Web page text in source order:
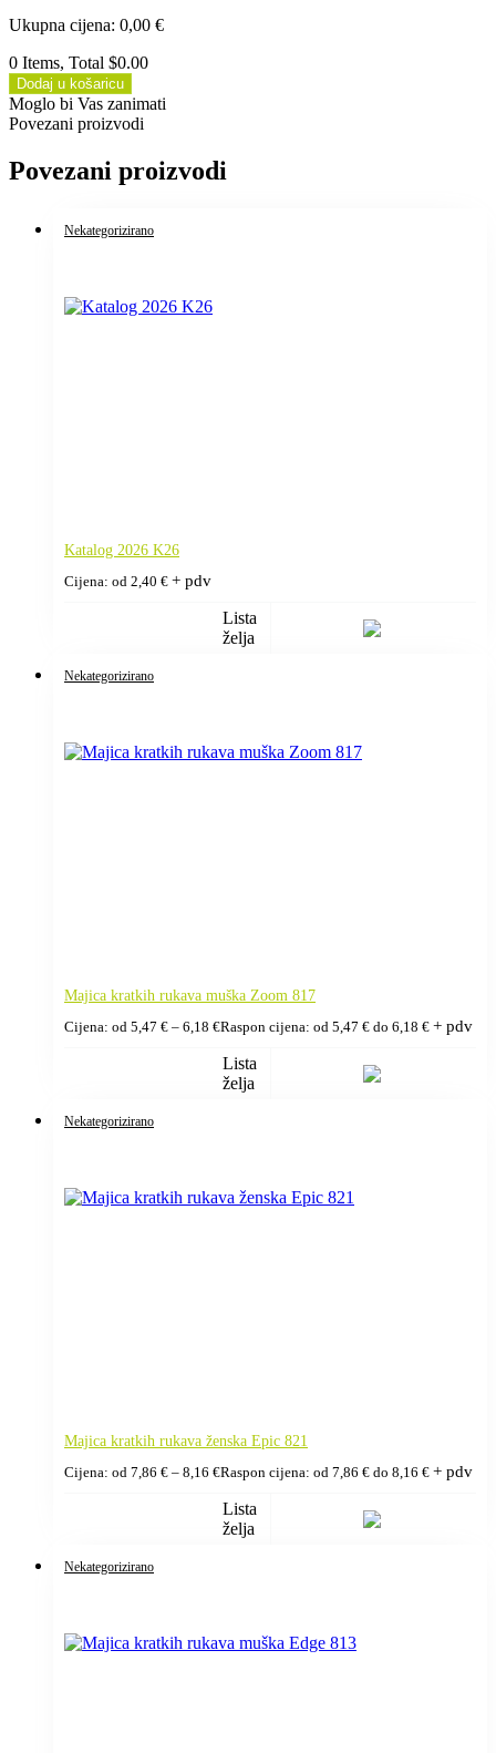
Ukupna cijena: 0,00 €
0 Items, Total $0.00
Dodaj u košaricu
Moglo bi Vas zanimati
Povezani proizvodi
Povezani proizvodi
Nekategorizirano
Katalog 2026 K26
Cijena: od 2,40 € + pdv
Lista
želja
Nekategorizirano
Majica kratkih rukava muška Zoom 817
Cijena: od 5,47 € – 6,18 €Raspon cijena: od 5,47 € do 6,18 € + pdv
Lista
želja
Nekategorizirano
Majica kratkih rukava ženska Epic 821
Cijena: od 7,86 € – 8,16 €Raspon cijena: od 7,86 € do 8,16 € + pdv
Lista
želja
Nekategorizirano